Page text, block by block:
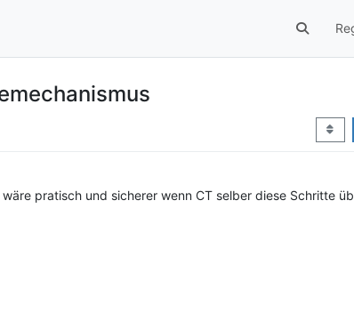
pratisch und sicherer wenn CT selber diese Schritte